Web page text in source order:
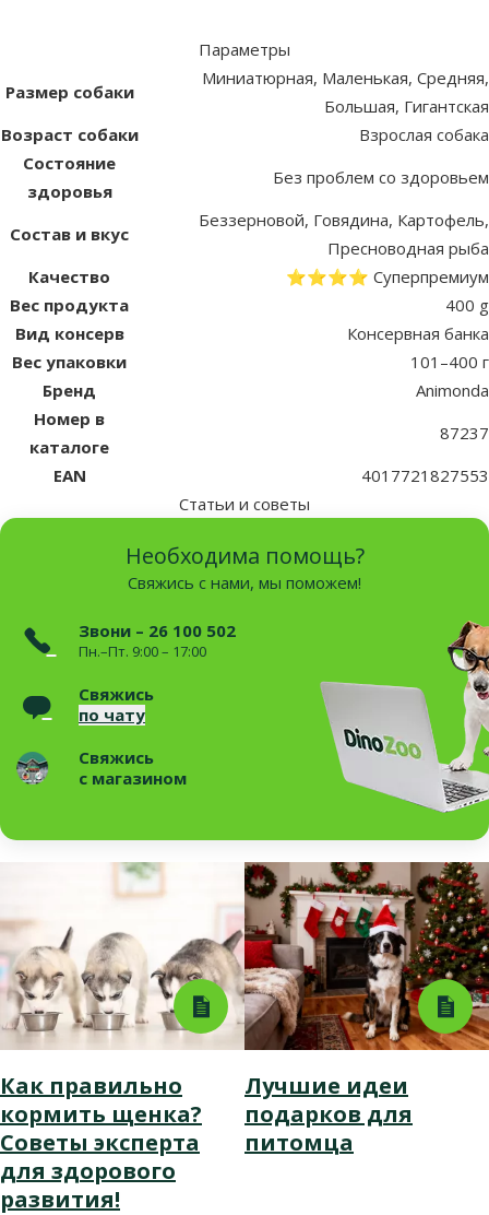
Параметры
Размер собаки
Миниатюрная, Маленькая, Средняя,
Большая, Гигантская
Возраст собаки
Взрослая собака
Состояние
здоровья
Без проблем со здоровьем
Состав и вкус
Беззерновой, Говядина, Картофель,
Пресноводная рыба
Качество
⭐⭐⭐⭐ Суперпремиум
Вес продукта
400 g
Вид консерв
Консервная банка
Вес упаковки
101–400 г
Бренд
Animonda
Номер в
каталоге
87237
EAN
4017721827553
Статьи и советы
Необходима помощь?
Свяжись с нами, мы поможем!
Звони – 26 100 502
Пн.–Пт. 9:00 – 17:00
Свяжись
по чату
Свяжись
с магазином
Как правильно
кормить щенка?
Советы эксперта
для здорового
развития!
Лучшие идеи
подарков для
питомца